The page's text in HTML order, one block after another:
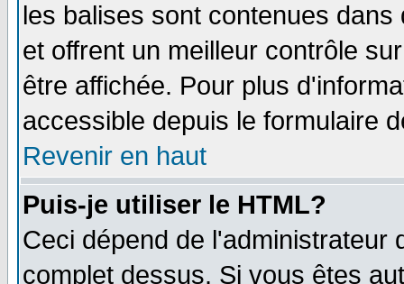
les balises sont contenues
et offrent un meilleur contrôle
être affichée. Pour plus
accessible depuis le formulaire
Revenir en haut
Puis-je utiliser le HTML?
Ceci dépend de l'administrateur
complet dessus. Si vous êtes